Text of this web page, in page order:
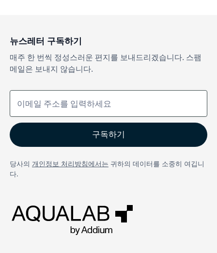
뉴스레터 구독하기
매주 한 번씩 정성스러운 편지를 보내드리겠습니다. 스팸
메일은 보내지 않습니다.
당사의 개인정보 처리방침에서는 귀하의 데이터를 소중히 여깁니
다.